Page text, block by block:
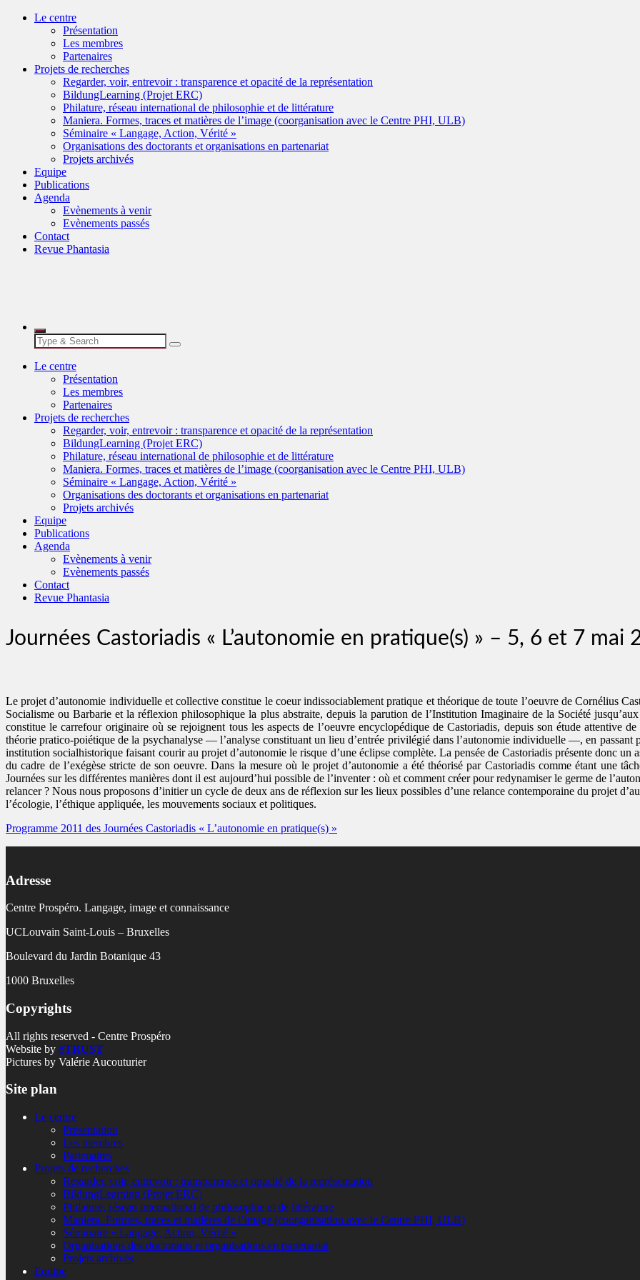
Le centre
Présentation
Les membres
Partenaires
Projets de recherches
Regarder, voir, entrevoir : transparence et opacité de la représentation
BildungLearning (Projet ERC)
Philature, réseau international de philosophie et de littérature
Maniera. Formes, traces et matières de l’image (coorganisation avec le Centre PHI, ULB)
Séminaire « Langage, Action, Vérité »
Organisations des doctorants et organisations en partenariat
Projets archivés
Equipe
Publications
Agenda
Evènements à venir
Evènements passés
Contact
Revue Phantasia
Le centre
Présentation
Les membres
Partenaires
Projets de recherches
Regarder, voir, entrevoir : transparence et opacité de la représentation
BildungLearning (Projet ERC)
Philature, réseau international de philosophie et de littérature
Maniera. Formes, traces et matières de l’image (coorganisation avec le Centre PHI, ULB)
Séminaire « Langage, Action, Vérité »
Organisations des doctorants et organisations en partenariat
Projets archivés
Equipe
Publications
Agenda
Evènements à venir
Evènements passés
Contact
Revue Phantasia
Journées Castoriadis « L’autonomie en pratique(s) » – 5, 6 et 7 mai
Le projet d’autonomie individuelle et collective constitue le coeur indissociablement pratique et théorique de toute l’oeuvre de Cornélius
Socialisme ou Barbarie et la réflexion philosophique la plus abstraite, depuis la parution de l’Institution Imaginaire de la Société
constitue le carrefour originaire où se rejoignent tous les aspects de l’oeuvre encyclopédique de Castoriadis, depuis son étude
théorie pratico-poiétique de la psychanalyse — l’analyse constituant un lieu d’entrée privilégié dans l’autonomie individuelle —, en passant
institution socialhistorique faisant courir au projet d’autonomie le risque d’une éclipse complète. La pensée de Castoriadis présente donc
du cadre de l’exégèse stricte de son oeuvre. Dans la mesure où le projet d’autonomie a été théorisé par Castoriadis comme étant une
Journées sur les différentes manières dont il est aujourd’hui possible de l’inventer : où et comment créer pour redynamiser le germe de
relancer ? Nous nous proposons d’initier un cycle de deux ans de réflexion sur les lieux possibles d’une relance contemporaine du projet
l’écologie, l’éthique appliquée, les mouvements sociaux et politiques.
Programme 2011 des Journées Castoriadis « L’autonomie en pratique(s) »
Adresse
Centre Prospéro. Langage, image et connaissance
UCLouvain Saint-Louis – Bruxelles
Boulevard du Jardin Botanique 43
1000 Bruxelles
Copyrights
All rights reserved - Centre Prospéro
Website by 8TRUST
Pictures by Valérie Aucouturier
Site plan
Le centre
Présentation
Les membres
Partenaires
Projets de recherches
Regarder, voir, entrevoir : transparence et opacité de la représentation
BildungLearning (Projet ERC)
Philature, réseau international de philosophie et de littérature
Maniera. Formes, traces et matières de l’image (coorganisation avec le Centre PHI, ULB)
Séminaire « Langage, Action, Vérité »
Organisations des doctorants et organisations en partenariat
Projets archivés
Equipe